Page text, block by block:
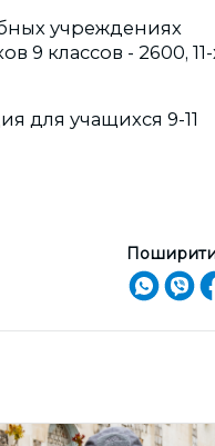
учреждениях
9 классов - 2600, 11-
для учащихся 9-11